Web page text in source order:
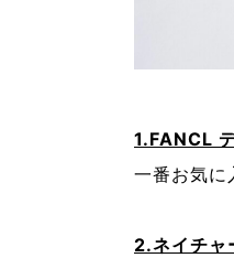
1.FANCL
一番お気に
2.ネイチャ